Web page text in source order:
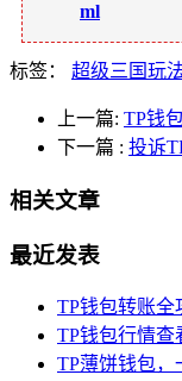
ml
标签： 超级三国玩
上一篇: TP钱
下一篇 : 投诉
相关文章
最近发表
TP钱包转账全
TP钱包行情查
TP薄饼钱包，